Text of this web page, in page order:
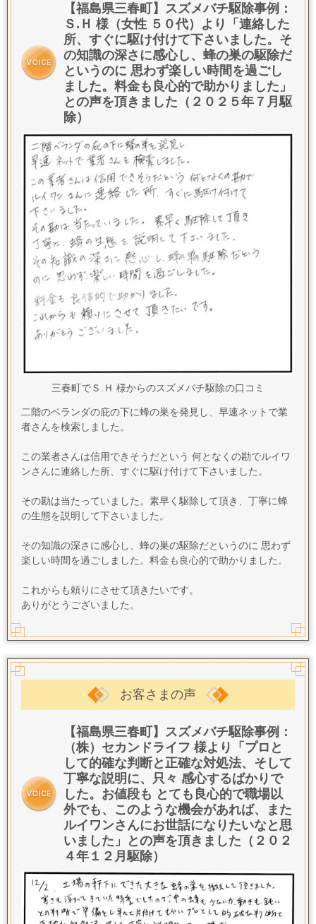
【福島県三春町】スズメバチ駆除事例：
Ｓ.Ｈ 様（女性 ５０代）より「連絡した
所、すぐに駆け付けて下さいました。そ
の知識の深さに感心し、蜂の巣の駆除だ
というのに 思わず楽しい時間を過ごし
ました。料金も良心的で助かりました」
との声を頂きました（２０２５年７月駆
除）
三春町でＳ.Ｈ 様からのスズメバチ駆除の口コミ
二階のベランダの庇の下に蜂の巣を発見し、早速ネットで業
者さんを検索しました。
この業者さんは信用できそうだという 何となくの勘でルイワ
ンさんに連絡した所、すぐに駆け付けて下さいました。
その勘は当たっていました。 素早く駆除して頂き、丁寧に蜂
の生態を説明して下さいました。
その知識の深さに感心し、蜂の巣の駆除だというのに 思わず
楽しい時間を過ごしました。 料金も良心的で助かりました。
これからも頼りにさせて頂きたいです。
ありがとうございました。
お客さまの声
【福島県三春町】スズメバチ駆除事例：
（株）セカンドライフ 様より「プロと
して的確な判断と正確な対処法、そして
丁寧な説明に、只々 感心するばかりで
した。 お値段も とても良心的で職場以
外でも、このような機会があれば、また
ルイワンさんにお世話になりたいなと思
いました 」との声を頂きました（２０２
４年１２月駆除）